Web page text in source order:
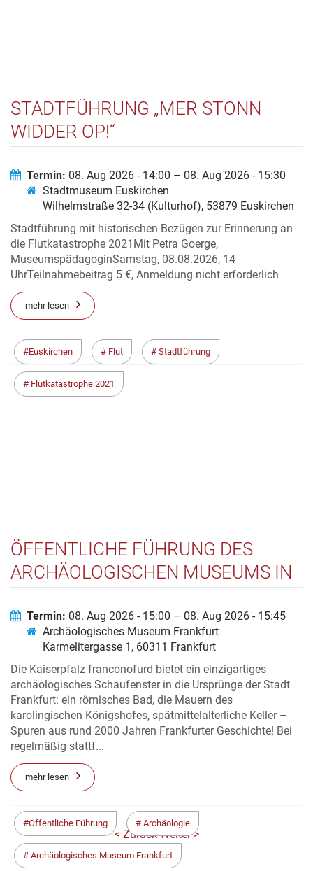
STADTFÜHRUNG „MER STONN
WIDDER OP!“
Termin: 08. Aug 2026 - 14:00 – 08. Aug 2026 - 15:30
Stadtmuseum Euskirchen
Wilhelmstraße 32-34 (Kulturhof), 53879 Euskirchen
Stadtführung mit historischen Bezügen zur Erinnerung an
die Flutkatastrophe 2021Mit Petra Goerge,
MuseumspädagoginSamstag, 08.08.2026, 14
UhrTeilnahmebeitrag 5 €, Anmeldung nicht erforderlich
mehr lesen
Euskirchen Flut Stadtführung
Flutkatastrophe 2021
ÖFFENTLICHE FÜHRUNG DES
ARCHÄOLOGISCHEN MUSEUMS IN
FRANCONOFURD
Termin: 08. Aug 2026 - 15:00 – 08. Aug 2026 - 15:45
Archäologisches Museum Frankfurt
Karmelitergasse 1, 60311 Frankfurt
Die Kaiserpfalz franconofurd bietet ein einzigartiges
archäologisches Schaufenster in die Ursprünge der Stadt
Frankfurt: ein römisches Bad, die Mauern des
karolingischen Königshofes, spätmittelalterliche Keller –
Spuren aus rund 2000 Jahren Frankfurter Geschichte! Bei
regelmäßig stattf...
mehr lesen
Öffentliche Führung Archäologie
Archäologisches Museum Frankfurt
< ZurückWeiter >